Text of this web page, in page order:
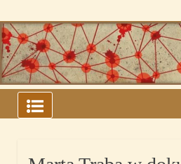
to
content
ARQUIVOS DO
SOVIÉTICO